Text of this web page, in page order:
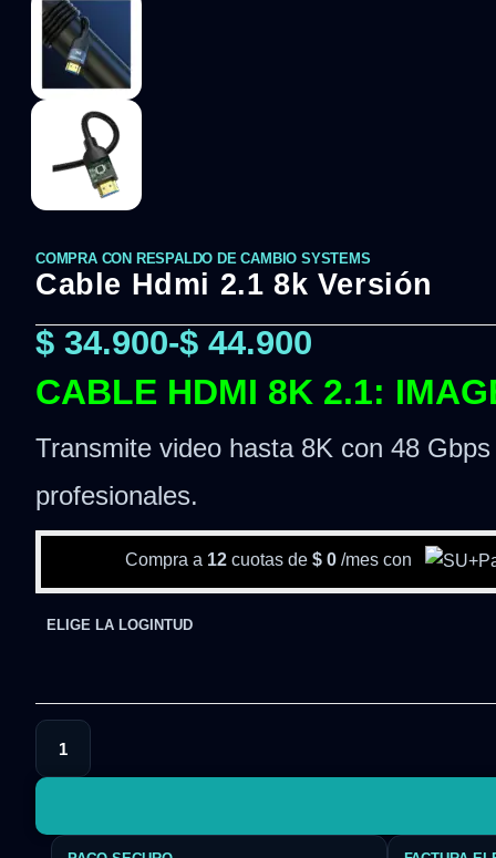
COMPRA CON RESPALDO DE CAMBIO SYSTEMS
Cable Hdmi 2.1 8k Versión
$ 34.900-$ 44.900
CABLE HDMI 8K 2.1:
Transmite video hasta 8K con 48
profesionales.
Compra a 12 cuotas de $ 0 /mes con
ELIGE LA LOGINTUD